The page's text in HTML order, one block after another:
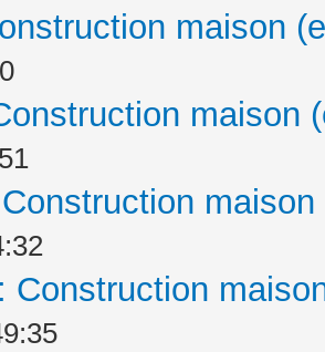
maison
maison
Construction